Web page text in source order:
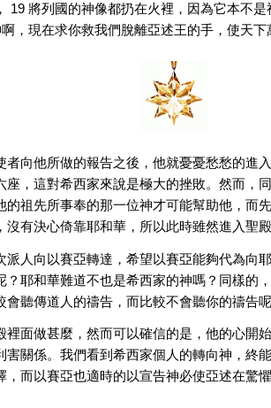
19 將列國的神像都扔在火裡，因為它本不
，現在求你救我們脫離亞述王的手，使天下
向他所做的報告之後，他就憂憂愁愁的進
，這對希西家來說是極大的挫敗。然而，
的祖先所事奉的那一位神才可能幫助他，而
有決心倚靠耶和華，所以此時雖然進入聖
派人向以賽亞轉達，希望以賽亞能夠代為向
？耶和華難道不也是希西家的神嗎？同樣的
聽傳道人的禱告，而比較不會聽你的禱告呢
裡面做甚麼，然而可以確信的是，他的心開
害關係。我們看到希西家個人的轉向神，終
，而以賽亞也適時的以宣告神必使亞述在驚